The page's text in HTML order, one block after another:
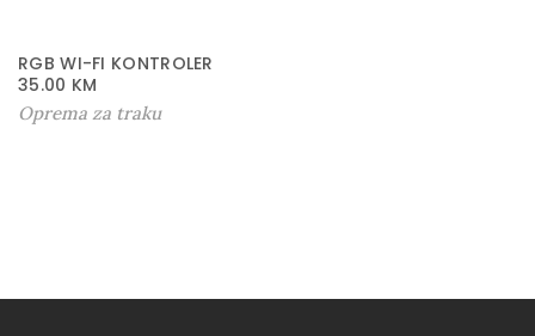
RGB WI-FI KONTROLER
35.00 KM
Oprema za traku